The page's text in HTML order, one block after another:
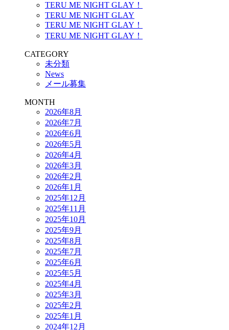
TERU ME NIGHT GLAY！
TERU ME NIGHT GLAY
TERU ME NIGHT GLAY！
TERU ME NIGHT GLAY！
CATEGORY
未分類
News
メール募集
MONTH
2026年8月
2026年7月
2026年6月
2026年5月
2026年4月
2026年3月
2026年2月
2026年1月
2025年12月
2025年11月
2025年10月
2025年9月
2025年8月
2025年7月
2025年6月
2025年5月
2025年4月
2025年3月
2025年2月
2025年1月
2024年12月